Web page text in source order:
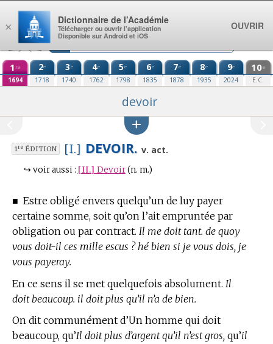
Aller au contenu
1 re
1694
2e
1718
3e
1740
4e
1762
5e
1798
6e
1835
7e
1878
8e
1935
9e
2024
10e
E.C.
devoir
1reÉDITION [I.] DEVOIR. v. act.
↪ voir aussi : [II.] Devoir (n. m.)
■ Estre obligé envers quelqu’un de luy payer
certaine somme, soit qu’on l’ait empruntée par
obligation ou par contract. Il me doit tant. de quoy
vous doit-il ces mille escus ? hé bien si je vous dois, je
vous payeray.
En ce sens il se met quelquefois absolument. Il
doit beaucoup. il doit plus qu’il n’a de bien.
On dit communément d’Un homme qui doit
beaucoup, qu’Il doit plus d’argent qu’il n’est gros, qu’il
×
Dictionnaire de l’Académie
Télécharger ou ouvrir l’application
Disponible sur Android et iOS
OUVRIR